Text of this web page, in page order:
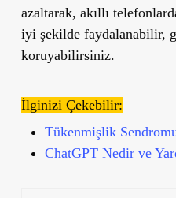
azaltarak, akıllı
iyi şekilde faydalanabilir,
koruyabilirsiniz.
İlginizi Çekebilir:
Tükenmişlik
ChatGPT Nedir ve